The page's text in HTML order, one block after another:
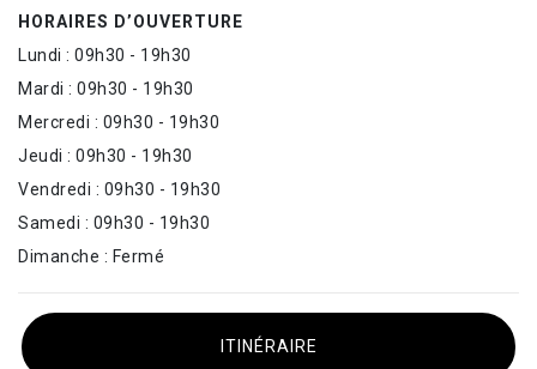
HORAIRES D’OUVERTURE
Lundi : 09h30 - 19h30
Mardi : 09h30 - 19h30
Mercredi : 09h30 - 19h30
Jeudi : 09h30 - 19h30
Vendredi : 09h30 - 19h30
Samedi : 09h30 - 19h30
Dimanche : Fermé
ITINÉRAIRE